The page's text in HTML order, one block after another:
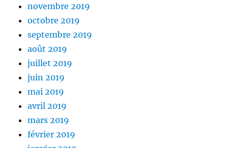
novembre 2019
octobre 2019
septembre 2019
août 2019
juillet 2019
juin 2019
mai 2019
avril 2019
mars 2019
février 2019